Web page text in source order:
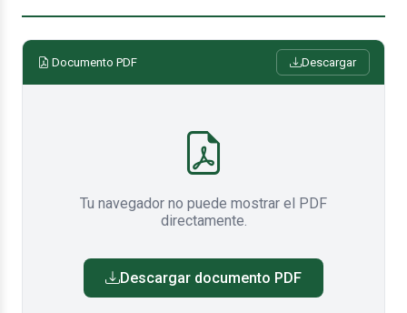
Documento PDF Descargar
Tu navegador no puede mostrar el PDF
directamente.
Descargar documento PDF